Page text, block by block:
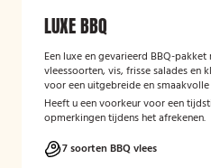
LUXE BBQ
Een luxe en gevarieerd BBQ-
vleessoorten, vis, frisse salades en
voor een uitgebreide en
Heeft u een voorkeur voor een
opmerkingen tijdens het afrekenen.
7 soorten BBQ vlees